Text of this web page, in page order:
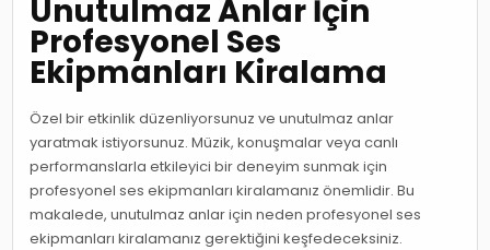
Unutulmaz Anlar İçin
Profesyonel Ses
Ekipmanları Kiralama
Özel bir etkinlik düzenliyorsunuz ve unutulmaz anlar
yaratmak istiyorsunuz. Müzik, konuşmalar veya canlı
performanslarla etkileyici bir deneyim sunmak için
profesyonel ses ekipmanları kiralamanız önemlidir. Bu
makalede, unutulmaz anlar için neden profesyonel ses
ekipmanları kiralamanız gerektiğini keşfedeceksiniz.